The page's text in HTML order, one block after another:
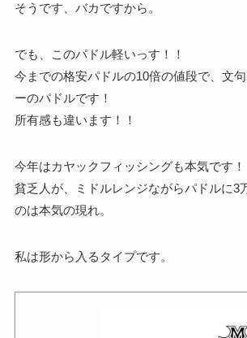
そうです、バカですから。
でも、このパドル軽いっす！！
今までの格安パドルの10倍の値段で、文
ーのパドルです！
所有感も違います！！
今年はカヤックフィッシングも本気です！
貧乏人が、ミドルレンジながらパドルに3
のは本気の現れ。
私は形から入るタイプです。